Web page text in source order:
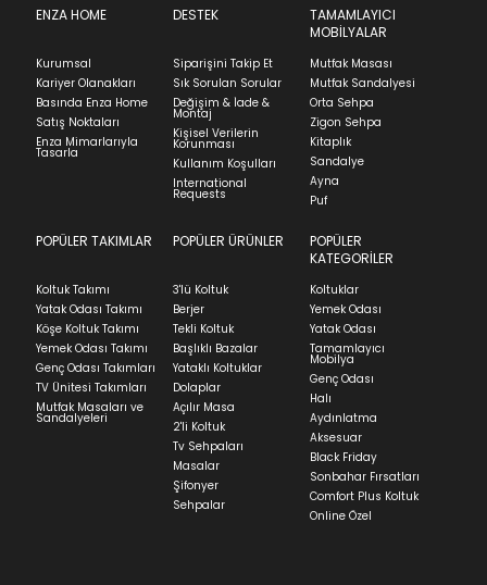
SUBMIT
Stock moves super-fast. This look-up is an
indication of where stock might be available but
we can't guarantee it'll be there for long.
90x190 cm
90x200 cm
100x200 cm
içinde iade başvurusunda bulunarak sürecinizi
Ürünü iade etmek için, orijinal kutusuyla ve
faturasıyla birlikte göndermelisiniz.
İadenizin kabul edilmesi için, ürünün hasar
görmemiş, kurulumunun yapılmamış ve
kullanılmamış olması gerekmektedir.
İade ve Değişim bölümünü ziyaret ediniz.
Teslimat
Ev tekstili siparişlerinizin kargoya verilme süresi
ortalama 5-24 iş günüdür.
Yatak siparişlerinizin teslim süresi yaşadığınız şehre
ve ürünün stok durumuna göre ortalama 5-24 iş
günüdür.
Panel ve Döşeme grubu ürün siparişlerinizin teslim
süresi yaşadığınız şehre ve ürünün stok durumuna
göre ortalama 30-45 iş günüdür.
Siparişlerim bölümünden sürecinizi takip edebilirsiniz.
Sıkça Sorulan Sorularbölümünü ziyaret
ENZA HOME
Kurumsal
Kariyer Olanakları
Basında Enza Home
Satış Noktaları
Enza Mimarlarıyla
Tasarla
DESTEK
Siparişini Takip Et
Sık Sorulan Sorular
Değişim & İade &
Montaj
Kişisel Verilerin
Korunması
Kullanım Koşulları
International
Requests
TAMAMLAYICI
MOBİLYALAR
Mutfak Masası
Mutfak Sandalyesi
Orta Sehpa
Zigon Sehpa
Kitaplık
Sandalye
Ayna
Puf
POPÜLER TAKIMLAR
Koltuk Takımı
Yatak Odası Takımı
Köşe Koltuk Takımı
Yemek Odası Takımı
Genç Odası Takımları
TV Ünitesi Takımları
Mutfak Masaları ve
Sandalyeleri
POPÜLER ÜRÜNLER
3'lü Koltuk
Berjer
Tekli Koltuk
Başlıklı Bazalar
Yataklı Koltuklar
Dolaplar
Açılır Masa
2'li Koltuk
Tv Sehpaları
Masalar
Şifonyer
Sehpalar
POPÜLER
KATEGORİLER
Koltuklar
Yemek Odası
Yatak Odası
Tamamlayıcı
Mobilya
Genç Odası
Halı
Aydınlatma
Aksesuar
Black Friday
Sonbahar Fırsatları
Comfort Plus Koltuk
Online Özel